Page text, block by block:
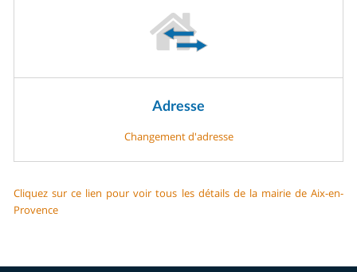
Adresse
Changement d'adresse
Cliquez sur ce lien pour voir tous les détails de la mairie de Aix-en-
Provence